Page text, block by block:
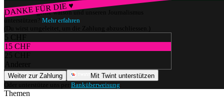
DANKE FÜR DIE ♥
Würdest du gerne watson und unseren Journalismus
unterstützen? Mehr erfahren
(Du wirst umgeleitet, um die Zahlung abzuschliessen.)
5 CHF
15 CHF
25 CHF
Anderer
Weiter zur Zahlung
Mit Twint unterstützen
Oder unterstütze uns per Banküberweisung
Themen